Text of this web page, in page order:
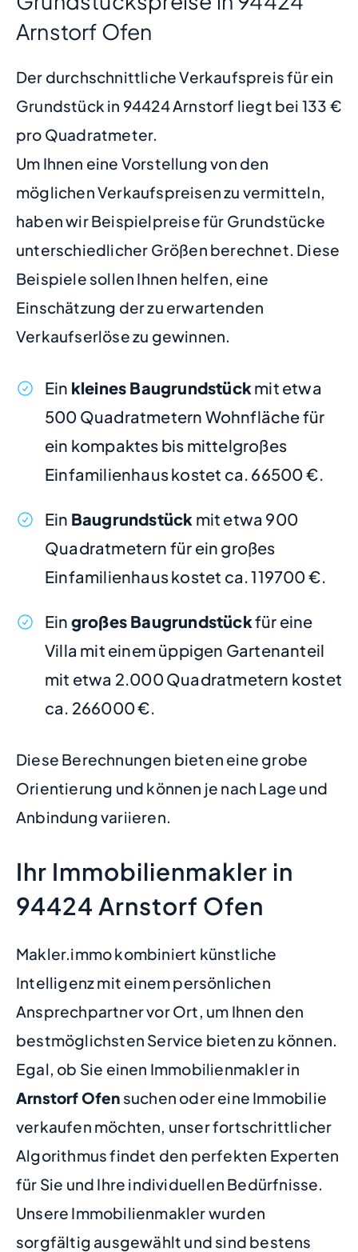
Arnstorf Ofen
Der durchschnittliche Verkaufspreis für ein
Grundstück in 94424 Arnstorf liegt bei 133 €
pro Quadratmeter.
Um Ihnen eine Vorstellung von den
möglichen Verkaufspreisen zu vermitteln,
haben wir Beispielpreise für Grundstücke
unterschiedlicher Größen berechnet. Diese
Beispiele sollen Ihnen helfen, eine
Einschätzung der zu erwartenden
Verkaufserlöse zu gewinnen.
Ein kleines Baugrundstückmit etwa
500 Quadratmetern Wohnfläche für
ein kompaktes bis mittelgroßes
Einfamilienhaus kostet ca. 66500 €.
Ein Baugrundstück mit etwa 900
Quadratmetern für ein großes
Einfamilienhaus kostet ca. 119700 €.
Ein großes Baugrundstückfür eine
Villa mit einem üppigen Gartenanteil
mit etwa 2.000 Quadratmetern kostet
ca. 266000 €.
Diese Berechnungen bieten eine grobe
Orientierung und können je nach Lage und
Anbindung variieren.
Ihr Immobilienmakler in
94424 Arnstorf Ofen
Makler.immo kombiniert künstliche
Intelligenz mit einem persönlichen
Ansprechpartner vor Ort, um Ihnen den
bestmöglichsten Service bieten zu können.
Egal, ob Sie einen Immobilienmakler in
Arnstorf Ofen suchen oder eine Immobilie
verkaufen möchten, unser fortschrittlicher
Algorithmus findet den perfekten Experten
für Sie und Ihre individuellen Bedürfnisse.
Unsere Immobilienmakler wurden
sorgfältig ausgewählt und sind bestens